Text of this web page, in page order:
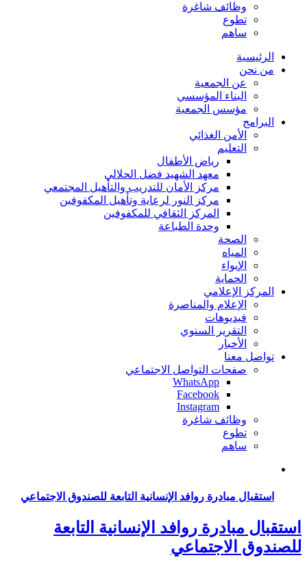
وظائف شاغرة
تطوع
ساهم
الرئيسية
من نحن
عن الجمعية
البناء المؤسسي
مؤسس الجمعية
البرامج
الأمن الغذائي
التعليم
رياض الأطفال
معهد الشهيد فضل الحلالي
مركز الأمان للتدريب والتأهيل المجتمعي
مركز النور لرعاية وتأهيل المكفوفين
المركز الثقافي للمكفوفين
وحدة الطباعة
الصحة
المياه
الإيواء
الحماية
المركز الإعلامي
الإعلام والمناصرة
فيديوهات
التقرير السنوي
الأخبار
تواصل معنا
صفحات التواصل الاجتماعي
WhatsApp
Facebook
Instagram
وظائف شاغرة
تطوع
ساهم
استقبال مبادرة روافد الإنسانية التابعة للصندوق الاجتماعي
استقبال مبادرة روافد الإنسانية التابعة
للصندوق الاجتماعي